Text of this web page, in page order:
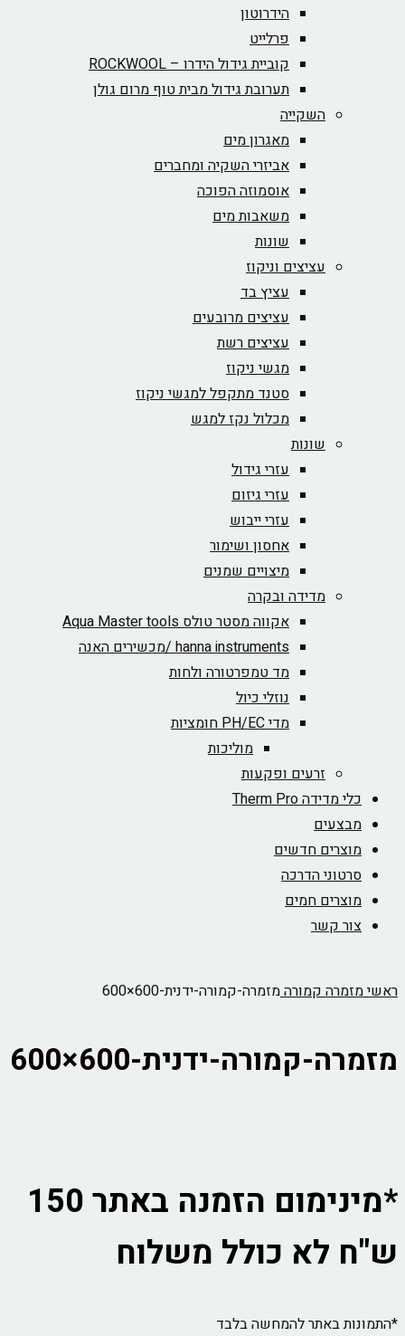
הידרוטון
פרלייט
קוביית גידול הידרו – ROCKWOOL‏
תערובת גידול מבית טוף מרום גולן
השקייה
מאגרון מים
אביזרי השקיה ומחברים
אוסמוזה הפוכה
משאבות מים
שונות
עציצים וניקוז
עציץ בד
עציצים מרובעים
עציצים רשת
מגשי ניקוז
סטנד מתקפל למגשי ניקוז
מכלול נקז למגש
שונות
עזרי גידול
עזרי גיזום
עזרי ייבוש
אחסון ושימור
מיצויים שמנים
מדידה ובקרה
אקווה מסטר טולס Aqua Master tools
hanna instruments /מכשירים האנה
מד טמפרטורה ולחות
נוזלי כיול
מדי PH/EC חומציות
מוליכות
זרעים ופקעות
כלי מדידה Therm Pro
מבצעים
מוצרים חדשים
סרטוני הדרכה
מוצרים חמים
צור קשר
ראשימזמרה קמורהמזמרה-קמורה-ידנית-600×600
מזמרה-קמורה-ידנית-600×600
*מינימום הזמנה באתר 150
ש"ח לא כולל משלוח
*התמונות באתר להמחשה בלבד